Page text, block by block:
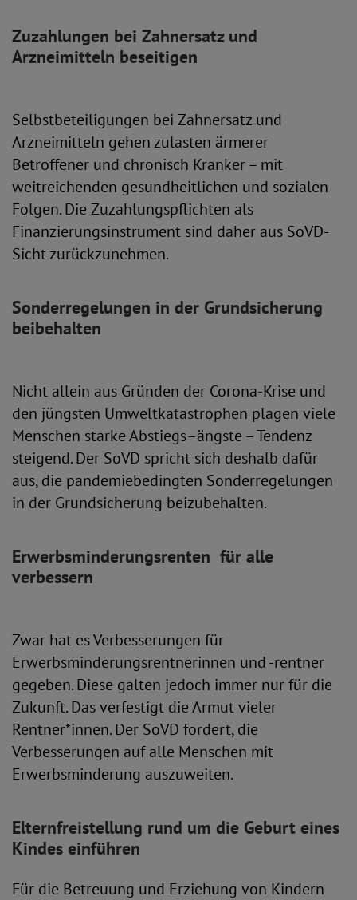
Zuzahlungen bei Zahnersatz und
Arzneimitteln beseitigen
Selbstbeteiligungen bei Zahnersatz und
Arzneimitteln gehen zulasten ärmerer
Betroffener und chronisch Kranker – mit
weitreichenden gesundheitlichen und sozialen
Folgen. Die Zuzahlungspflichten als
Finanzierungsinstrument sind daher aus SoVD-
Sicht zurückzunehmen.
Sonderregelungen in der Grundsicherung
beibehalten
Nicht allein aus Gründen der Corona-Krise und
den jüngsten Umweltkatastrophen plagen viele
Menschen starke Abstiegs–ängste – Tendenz
steigend. Der SoVD spricht sich deshalb dafür
aus, die pandemiebedingten Sonderregelungen
in der Grundsicherung beizubehalten.
Erwerbsminderungsrenten für alle
verbessern
Zwar hat es Verbesserungen für
Erwerbsminderungsrentnerinnen und -rentner
gegeben. Diese galten jedoch immer nur für die
Zukunft. Das verfestigt die Armut vieler
Rentner*innen. Der SoVD fordert, die
Verbesserungen auf alle Menschen mit
Erwerbsminderung auszuweiten.
Elternfreistellung rund um die Geburt eines
Kindes einführen
Für die Betreuung und Erziehung von Kindern